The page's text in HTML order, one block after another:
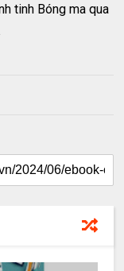
tinh Bóng ma qua